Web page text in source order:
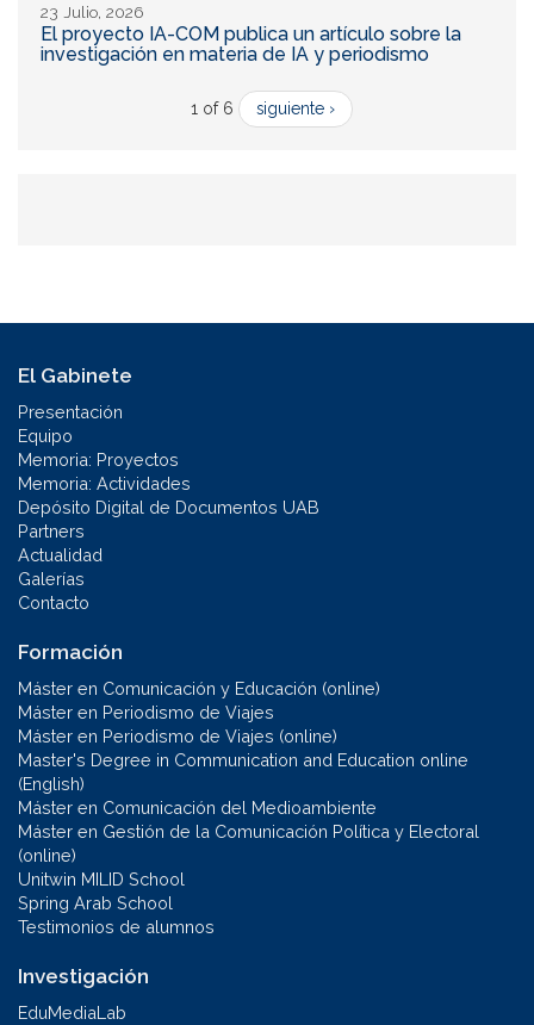
23 Julio, 2026
El proyecto IA-COM publica un artículo sobre la
investigación en materia de IA y periodismo
1 of 6 siguiente ›
El Gabinete
Presentación
Equipo
Memoria: Proyectos
Memoria: Actividades
Depósito Digital de Documentos UAB
Partners
Actualidad
Galerías
Contacto
Formación
Máster en Comunicación y Educación (online)
Máster en Periodismo de Viajes
Máster en Periodismo de Viajes (online)
Master's Degree in Communication and Education online
(English)
Máster en Comunicación del Medioambiente
Máster en Gestión de la Comunicación Política y Electoral
(online)
Unitwin MILID School
Spring Arab School
Testimonios de alumnos
Investigación
EduMediaLab